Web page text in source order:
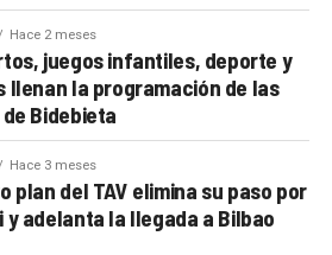
Hace 2 meses
juegos infantiles, deporte y
llenan la programación de las
Bidebieta
Hace 3 meses
plan del TAV elimina su paso por
y adelanta la llegada a Bilbao